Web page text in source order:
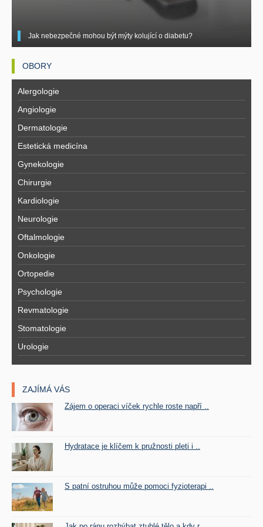
Jak nebezpečné mohou být mýty kolující o diabetu?
OBORY
Alergologie
Angiologie
Dermatologie
Estetická medicína
Gynekologie
Chirurgie
Kardiologie
Neurologie
Oftalmologie
Onkologie
Ortopedie
Psychologie
Revmatologie
Stomatologie
Urologie
ZAJÍMÁ VÁS
Zájem o operaci víček rychle roste napří ..
Hydratace je klíčem k pružnosti pleti i ..
S patní ostruhou může pomoci fyzioterapi ..